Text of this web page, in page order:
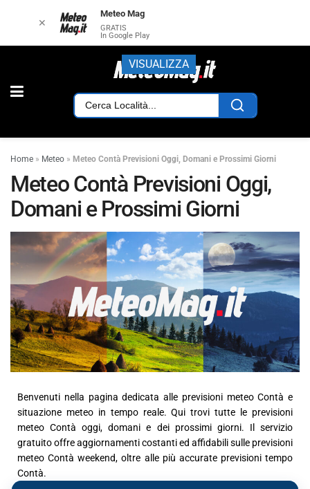
Home » Meteo » Meteo Contà Previsioni Oggi, Domani e Prossimi Giorni
Meteo Contà Previsioni Oggi,
Domani e Prossimi Giorni
Benvenuti nella pagina dedicata alle previsioni meteo Contà e
situazione meteo in tempo reale. Qui trovi tutte le previsioni
meteo Contà oggi, domani e dei prossimi giorni. Il servizio
gratuito offre aggiornamenti costanti ed affidabili sulle previsioni
meteo Contà weekend, oltre alle più accurate previsioni tempo
Contà.
✕
Meteo Mag
GRATIS
In Google Play
VISUALIZZA